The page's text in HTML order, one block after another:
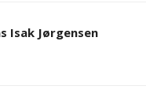
Isak Jørgensen